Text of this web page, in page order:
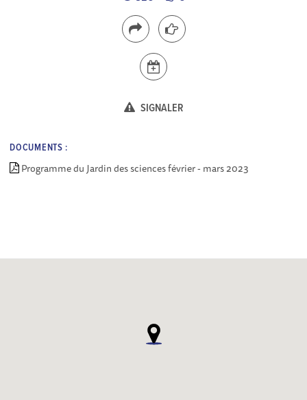
SIGNALER
DOCUMENTS :
Programme du Jardin des sciences février - mars 2023